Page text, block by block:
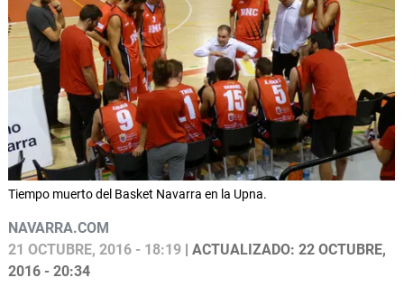
Tiempo muerto del Basket Navarra en la Upna.
NAVARRA.COM
21 OCTUBRE, 2016 - 18:19 | ACTUALIZADO: 22 OCTUBRE,
2016 - 20:34